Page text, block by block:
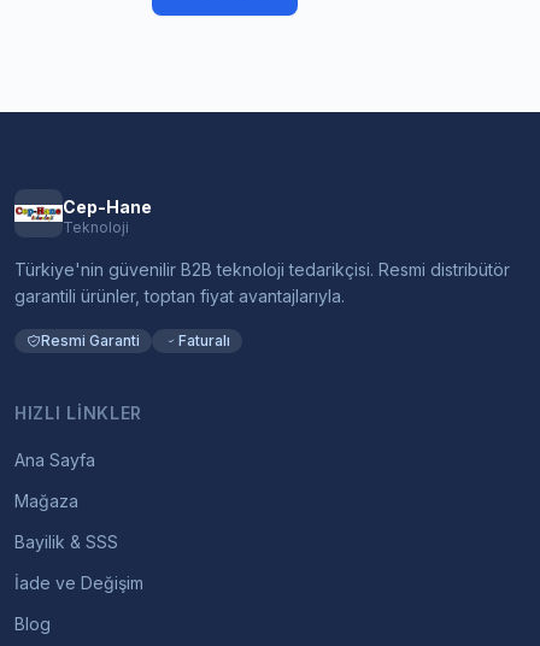
Cep-Hane
Teknoloji
Türkiye'nin güvenilir B2B teknoloji tedarikçisi. Resmi distribütör
garantili ürünler, toptan fiyat avantajlarıyla.
Resmi Garanti Faturalı
HIZLI LINKLER
Ana Sayfa
Mağaza
Bayilik & SSS
İade ve Değişim
Blog